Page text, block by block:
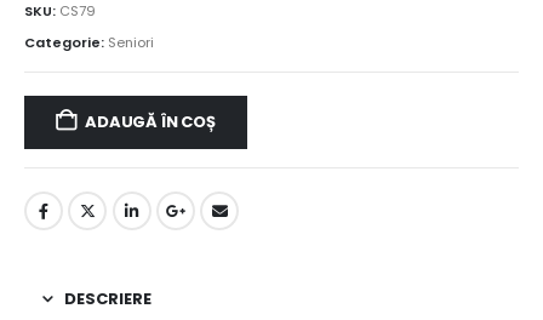
SKU: CS79
Categorie: Seniori
ADAUGĂ ÎN COȘ
DESCRIERE